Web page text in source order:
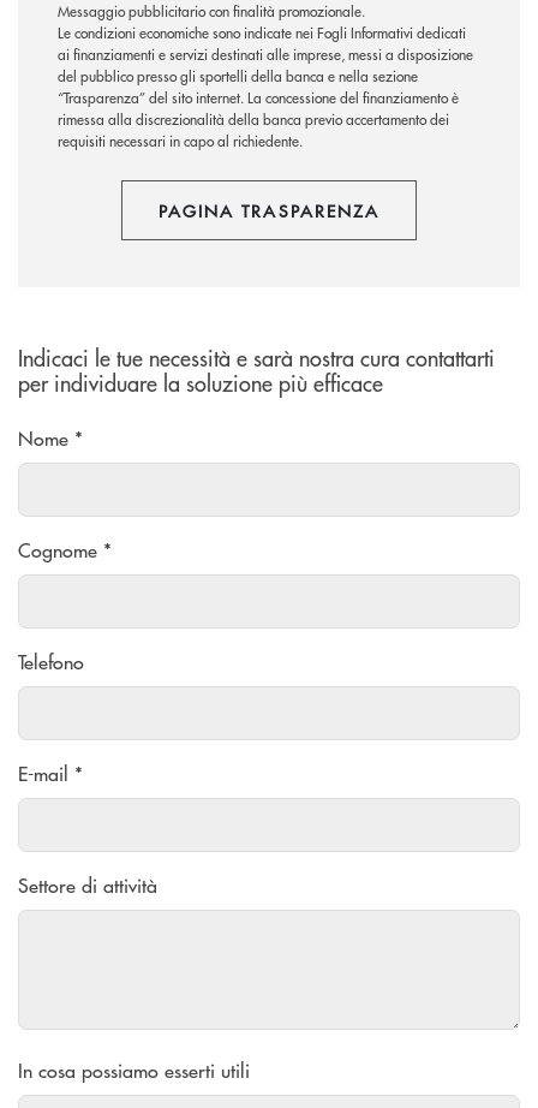
Messaggio pubblicitario con finalità promozionale.
Le condizioni economiche sono indicate nei Fogli Informativi dedicati
ai finanziamenti e servizi destinati alle imprese, messi a disposizione
del pubblico presso gli sportelli della banca e nella sezione
“Trasparenza” del sito internet. La concessione del finanziamento è
rimessa alla discrezionalità della banca previo accertamento dei
requisiti necessari in capo al richiedente.
PAGINA TRASPARENZA
Indicaci le tue necessità e sarà nostra cura contattarti
per individuare la soluzione più efficace
Nome *
Cognome *
Telefono
E-mail *
Settore di attività
In cosa possiamo esserti utili